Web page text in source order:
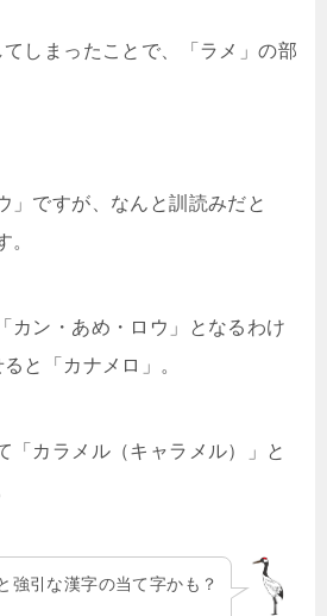
しまったことで、「ラメ」の部
」ですが、なんと訓読みだと
。
カン・あめ・ロウ」となるわけ
と「カナメロ」。
「カラメル（キャラメル）」と
強引な漢字の当て字かも？